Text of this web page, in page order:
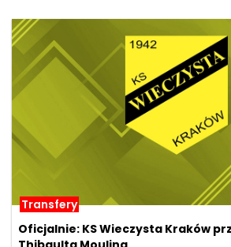
Transfery
Oficjalnie: KS Wieczysta Kraków